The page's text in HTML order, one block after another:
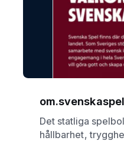
Det statliga
hållbarhet,